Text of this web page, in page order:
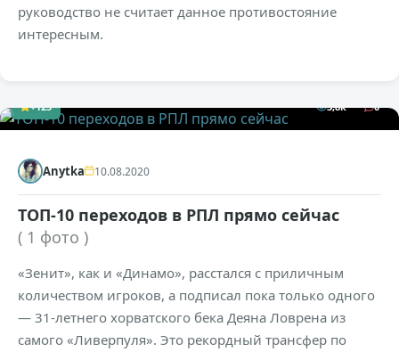
руководство не считает данное противостояние
интересным.
+125 3,8к 0
Anytka 10.08.2020
ТОП-10 переходов в РПЛ прямо сейчас
( 1 фото )
«Зенит», как и «Динамо», расстался с приличным
количеством игроков, а подписал пока только одного
— 31-летнего хорватского бека Деяна Ловрена из
самого «Ливерпуля». Это рекордный трансфер по